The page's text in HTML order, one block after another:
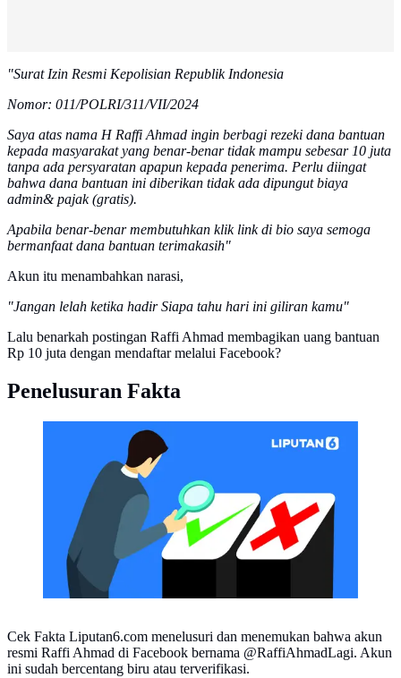
"Surat Izin Resmi Kepolisian Republik Indonesia
Nomor: 011/POLRI/311/VII/2024
Saya atas nama H Raffi Ahmad ingin berbagi rezeki dana bantuan
kepada masyarakat yang benar-benar tidak mampu sebesar 10 juta
tanpa ada persyaratan apapun kepada penerima. Perlu diingat
bahwa dana bantuan ini diberikan tidak ada dipungut biaya
admin& pajak (gratis).
Apabila benar-benar membutuhkan klik link di bio saya semoga
bermanfaat dana bantuan terimakasih"
Akun itu menambahkan narasi,
"Jangan lelah ketika hadir Siapa tahu hari ini giliran kamu"
Lalu benarkah postingan Raffi Ahmad membagikan uang bantuan
Rp 10 juta dengan mendaftar melalui Facebook?
Penelusuran Fakta
CEK FAKTA Liputan6 (Liputan6.com/Abdillah)
Cek Fakta Liputan6.com menelusuri dan menemukan bahwa akun
resmi Raffi Ahmad di Facebook bernama @RaffiAhmadLagi. Akun
ini sudah bercentang biru atau terverifikasi.